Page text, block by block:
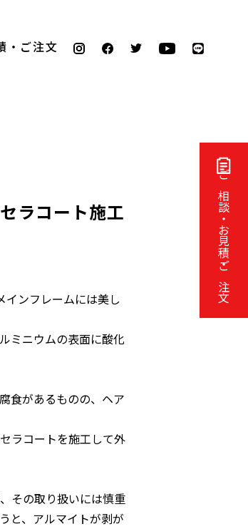
ご相談・お見積・ご注文
・ご注文
ラコート施工
インフレームには美し
ミニウムの表面に酸化
食があるものの、ヘア
ラコートを施工して外
その取り扱いには慎重
と、アルマイトが剥が